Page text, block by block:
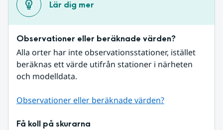
Lär dig mer
Observationer eller beräknade värden?
Alla orter har inte observationsstationer, istället
beräknas ett värde utifrån stationer i närheten
och modelldata.
Observationer eller beräknade värden?
Få koll på skurarna